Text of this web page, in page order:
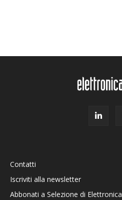
Contatti
Iscriviti alla newsletter
Abbonati a Selezione di Elettronica